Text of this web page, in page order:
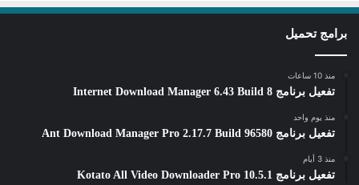
برامج تحميل
منذ 10 ساعات
تفعيل برنامج Internet Download Manager 6.43 Build 8
منذ يوم واحد
تفعيل برنامج Ant Download Manager Pro 2.17.7 Build 96580
منذ 3 أيام
تفعيل برنامج Kotato All Video Downloader Pro 10.5.1